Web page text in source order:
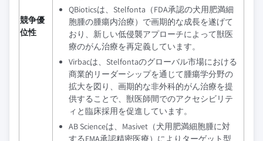
競争優
位性
QBioticsは、Stelfonta（FDA承認の犬用肥満細
胞腫の腫瘍内治療）で画期的な成長を遂げて
おり、新しい低侵襲アプローチによって獣医
療のがん治療を再定義しています。
Virbacは、Stelfontaのグローバル市場における
商業的リーダーシップを通じて腫瘍学分野の
拡大を図り、画期的な非外科的がん治療を提
供することで、獣医師間でのアクセシビリテ
ィと臨床採用を促進しています。
AB Scienceは、Masivet（犬用肥満細胞腫に対
するEMA承認精密医療）によりターゲット型